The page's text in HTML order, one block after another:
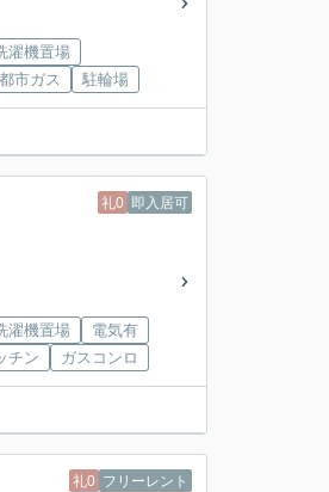
濯機置場
都市ガス 駐輪場
礼0 即入居可
濯機置場
電気有
チン ガスコンロ
礼0 フリーレント